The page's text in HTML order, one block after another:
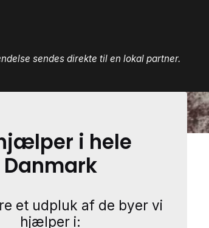
sendes direkte til en lokal partner.
i hele
Danmark
et udpluk af de byer vi
hjælper i: